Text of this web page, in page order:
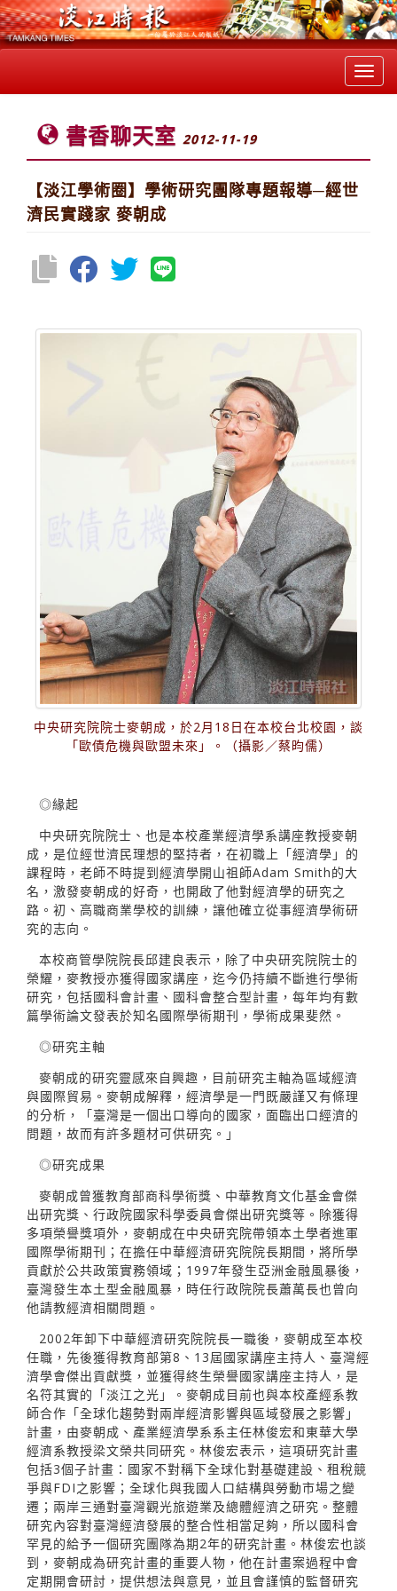
書香聊天室 2012-11-19
【淡江學術圈】學術研究團隊專題報導─經世
濟民實踐家 麥朝成
中央研究院院士麥朝成，於2月18日在本校台北校園，談
「歐債危機與歐盟未來」。（攝影／蔡昀儒）
◎緣起
中央研究院院士、也是本校產業經濟學系講座教授麥朝
成，是位經世濟民理想的堅持者，在初職上「經濟學」的
課程時，老師不時提到經濟學開山祖師Adam Smith的大
名，激發麥朝成的好奇，也開啟了他對經濟學的研究之
路。初、高職商業學校的訓練，讓他確立從事經濟學術研
究的志向。
本校商管學院院長邱建良表示，除了中央研究院院士的
榮耀，麥教授亦獲得國家講座，迄今仍持續不斷進行學術
研究，包括國科會計畫、國科會整合型計畫，每年均有數
篇學術論文發表於知名國際學術期刊，學術成果斐然。
◎研究主軸
麥朝成的研究靈感來自興趣，目前研究主軸為區域經濟
與國際貿易。麥朝成解釋，經濟學是一門既嚴謹又有條理
的分析，「臺灣是一個出口導向的國家，面臨出口經濟的
問題，故而有許多題材可供研究。」
◎研究成果
麥朝成曾獲教育部商科學術獎、中華教育文化基金會傑
出研究獎、行政院國家科學委員會傑出研究獎等。除獲得
多項榮譽獎項外，麥朝成在中央研究院帶領本土學者進軍
國際學術期刊；在擔任中華經濟研究院院長期間，將所學
貢獻於公共政策實務領域；1997年發生亞洲金融風暴後，
臺灣發生本土型金融風暴，時任行政院院長蕭萬長也曾向
他請教經濟相關問題。
2002年卸下中華經濟研究院院長一職後，麥朝成至本校
任職，先後獲得教育部第8、13屆國家講座主持人、臺灣經
濟學會傑出貢獻獎，並獲得終生榮譽國家講座主持人，是
名符其實的「淡江之光」。麥朝成目前也與本校產經系教
師合作「全球化趨勢對兩岸經濟影響與區域發展之影響」
計畫，由麥朝成、產業經濟學系系主任林俊宏和東華大學
經濟系教授梁文榮共同研究。林俊宏表示，這項研究計畫
包括3個子計畫：國家不對稱下全球化對基礎建設、租稅競
爭與FDI之影響；全球化與我國人口結構與勞動市場之變
遷；兩岸三通對臺灣觀光旅遊業及總體經濟之研究。整體
研究內容對臺灣經濟發展的整合性相當足夠，所以國科會
罕見的給予一個研究團隊為期2年的研究計畫。林俊宏也談
到，麥朝成為研究計畫的重要人物，他在計畫案過程中會
定期開會研討，提供想法與意見，並且會謹慎的監督研究